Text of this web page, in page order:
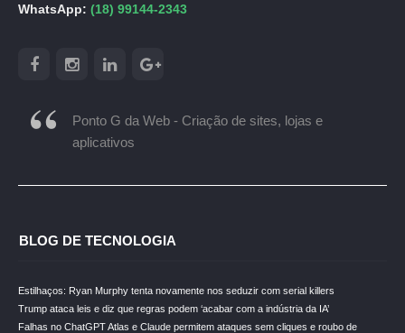
WhatsApp: (18) 99144-2343
Ponto G da Web - Criação de sites, lojas e
aplicativos
BLOG DE TECNOLOGIA
Estilhaços: Ryan Murphy tenta novamente nos seduzir com serial killers
Trump ataca leis e diz que regras podem ‘acabar com a indústria da IA’
Falhas no ChatGPT Atlas e Claude permitem ataques sem cliques e roubo de